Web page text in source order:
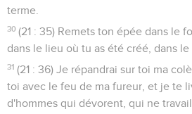
terme.
30 (21 : 35) Remets ton épée dans le
dans le lieu où tu as été créé, dans le
31 (21 : 36) Je répandrai sur toi ma
toi avec le feu de ma fureur, et je te
d'hommes qui dévorent, qui ne